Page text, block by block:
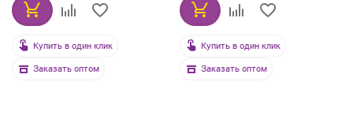
Купить в один клик
Заказать оптом
Купить в один клик
Заказать оптом